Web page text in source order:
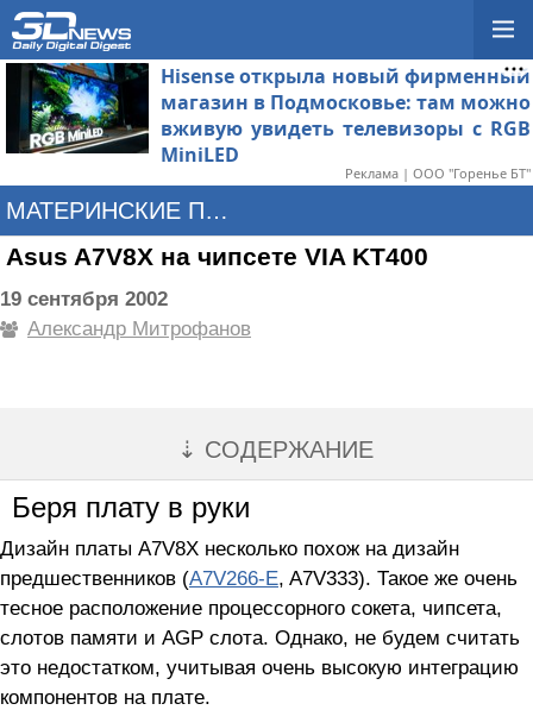
Hisense открыла новый фирменный
магазин в Подмосковье: там можно
вживую увидеть телевизоры с RGB
MiniLED
Реклама | ООО "Горенье БТ"
МАТЕРИНСКИЕ ПЛАТЫ
Asus A7V8X на чипсете VIA KT400
19 сентября 2002
Александр Митрофанов
⇣ СОДЕРЖАНИЕ
Беря плату в руки
Дизайн платы A7V8X несколько похож на дизайн
предшественников (A7V266-E, A7V333). Такое же очень
тесное расположение процессорного сокета, чипсета,
слотов памяти и AGP слота. Однако, не будем считать
это недостатком, учитывая очень высокую интеграцию
компонентов на плате.